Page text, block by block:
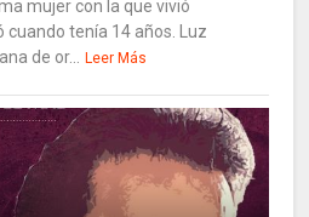
mujer con la que vivió
cuando tenía 14 años. Luz
de or... Leer Más